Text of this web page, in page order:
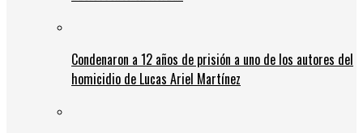
Condenaron a 12 años de prisión a uno de los autores del
homicidio de Lucas Ariel Martínez